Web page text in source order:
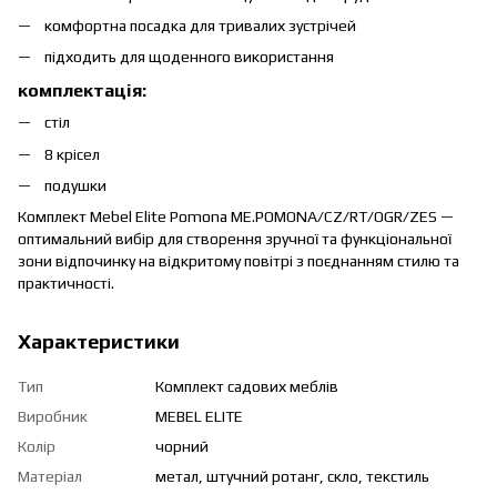
комфортна посадка для тривалих зустрічей
підходить для щоденного використання
комплектація:
стіл
8 крісел
подушки
Комплект Mebel Elite Pomona ME.POMONA/CZ/RT/OGR/ZES —
оптимальний вибір для створення зручної та функціональної
зони відпочинку на відкритому повітрі з поєднанням стилю та
практичності.
Характеристики
Тип
Комплект садових меблів
Виробник
MEBEL ELITE
Колір
чорний
Матеріал
метал, штучний ротанг, скло, текстиль